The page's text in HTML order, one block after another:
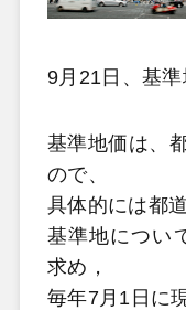
9月21日、基準
基準地価は、
ので、
具体的には都
基準地につい
求め，
毎年7月1日に